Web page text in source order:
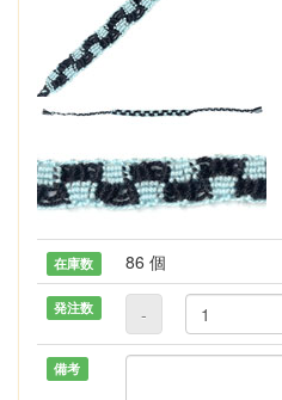
在庫数 86 個
発注数 -
備考